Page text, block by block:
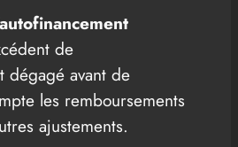
de
dégagé avant de
les remboursements
ajustements.